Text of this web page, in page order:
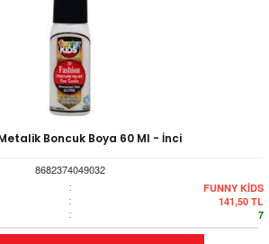
Boncuk Boya 60 Ml - İnci
8682374049032
: FUNNY KİDS
: 141,50 TL
: 7